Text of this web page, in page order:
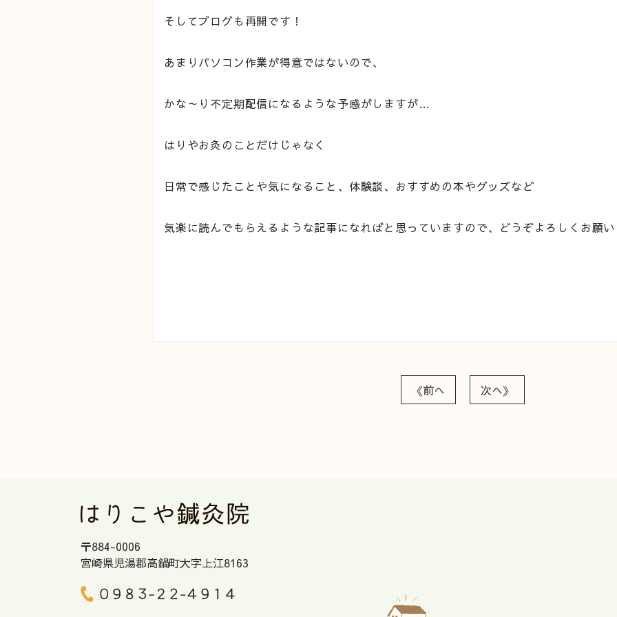
そしてブログも再開です！
あまりパソコン作業が得意ではないので、
かな～り不定期配信になるような予感がしますが…
はりやお灸のことだけじゃなく
日常で感じたことや気になること、体験談、おすすめの本やグッズなど
気楽に読んでもらえるような記事になればと思っていますので、どうぞよろしくお願
《前へ 次へ》
〒884-0006
宮崎県児湯郡高鍋町大字上江8163